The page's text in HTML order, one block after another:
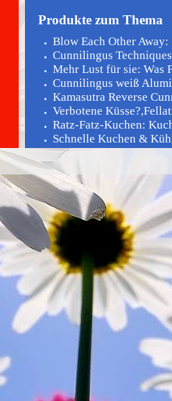
Produkte zum Thema
Blow Each Other
Cunnilingus
Mehr Lust für sie: Was
Cunnilingus weiß
Kamasutra Reverse
Verbotene
Ratz-Fatz-Kuchen:
Schnelle Kuchen &
1 Teig - 50 Kuchen: So